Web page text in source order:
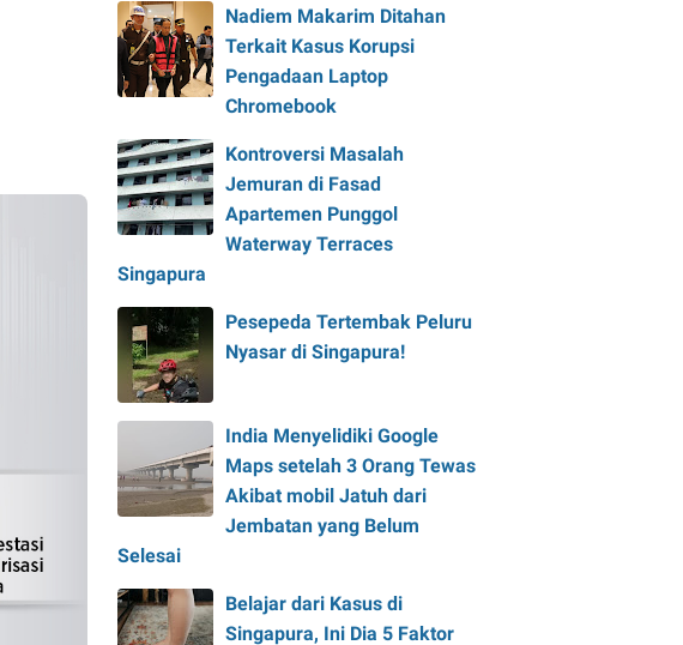
Nadiem Makarim Ditahan
Terkait Kasus Korupsi
Pengadaan Laptop
Chromebook
Kontroversi Masalah
Jemuran di Fasad
Apartemen Punggol
Waterway Terraces
Singapura
Pesepeda Tertembak Peluru
Nyasar di Singapura!
India Menyelidiki Google
Maps setelah 3 Orang Tewas
Akibat mobil Jatuh dari
Jembatan yang Belum
Selesai
Belajar dari Kasus di
Singapura, Ini Dia 5 Faktor